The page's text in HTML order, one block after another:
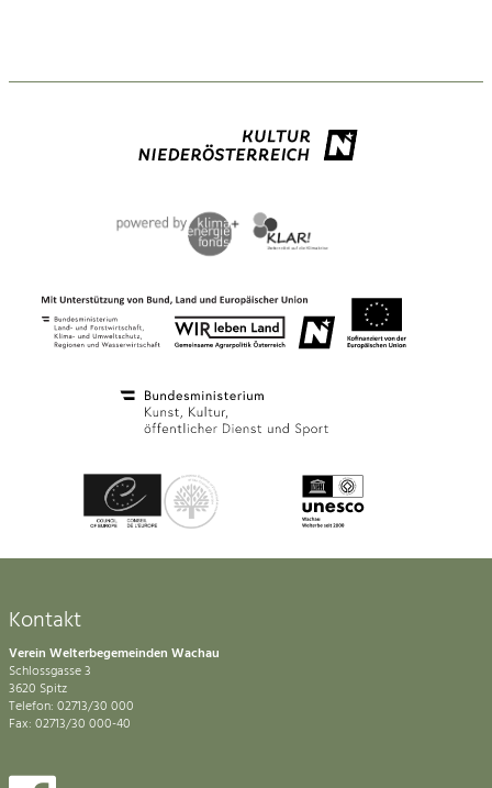
Kontakt
Verein Welterbegemeinden Wachau
Schlossgasse 3
3620 Spitz
Telefon: 02713/30 000
Fax: 02713/30 000-40